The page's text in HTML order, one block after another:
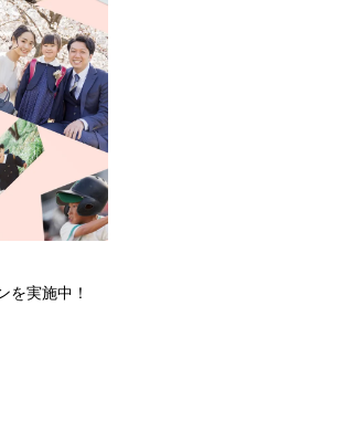
を実施中！